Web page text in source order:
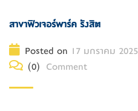
สาขาฟิวเจอร์พาร์ค รังสิต
Posted on 17 มกราคม 2025
(0) Comment